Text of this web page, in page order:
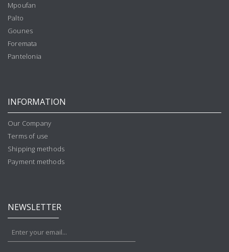
Mpoufan
Palto
Gounes
Foremata
Pantelonia
INFORMATION
Our Company
Terms of use
Shipping methods
Payment methods
NEWSLETTER